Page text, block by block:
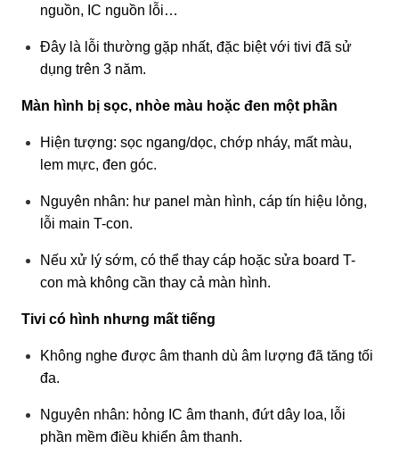
nguồn, IC nguồn lỗi…
Đây là lỗi thường gặp nhất, đặc biệt với tivi đã sử
dụng trên 3 năm.
Màn hình bị sọc, nhòe màu hoặc đen một phần
Hiện tượng: sọc ngang/dọc, chớp nháy, mất màu,
lem mực, đen góc.
Nguyên nhân: hư panel màn hình, cáp tín hiệu lỏng,
lỗi main T-con.
Nếu xử lý sớm, có thể thay cáp hoặc sửa board T-
con mà không cần thay cả màn hình.
Tivi có hình nhưng mất tiếng
Không nghe được âm thanh dù âm lượng đã tăng tối
đa.
Nguyên nhân: hỏng IC âm thanh, đứt dây loa, lỗi
phần mềm điều khiển âm thanh.